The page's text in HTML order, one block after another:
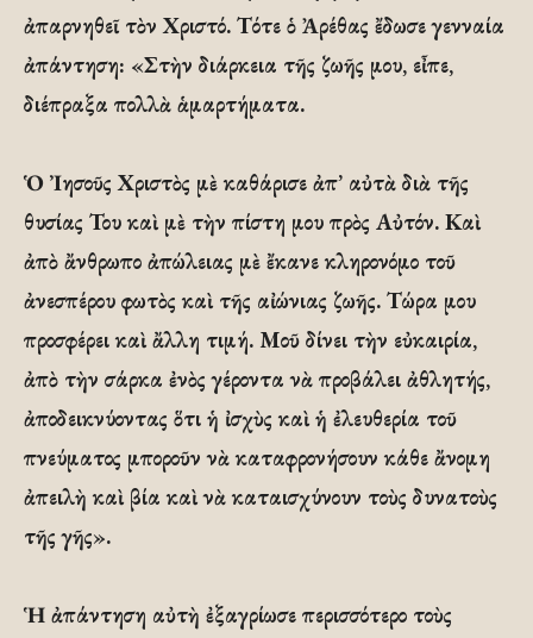
ἀπαρνηθεῖ τὸν Χριστό. Τότε ὁ Ἀρέθας ἔδωσε γενναία
ἀπάντηση: «Στὴν διάρκεια τῆς ζωῆς μου, εἶπε,
διέπραξα πολλὰ ἁμαρτήματα.
Ὁ Ἰησοῦς Χριστὸς μὲ καθάρισε ἀπ’ αὐτὰ διὰ τῆς
θυσίας Του καὶ μὲ τὴν πίστη μου πρὸς Αὐτόν. Καὶ
ἀπὸ ἄνθρωπο ἀπώλειας μὲ ἔκανε κληρονόμο τοῦ
ἀνεσπέρου φωτὸς καὶ τῆς αἰώνιας ζωῆς. Τώρα μου
προσφέρει καὶ ἄλλη τιμή. Μοῦ δίνει τὴν εὐκαιρία,
ἀπὸ τὴν σάρκα ἐνὸς γέροντα νὰ προβάλει ἀθλητής,
ἀποδεικνύοντας ὅτι ἡ ἰσχὺς καὶ ἡ ἐλευθερία τοῦ
πνεύματος μποροῦν νὰ καταφρονήσουν κάθε ἄνομη
ἀπειλὴ καὶ βία καὶ νὰ καταισχύνουν τοὺς δυνατοὺς
τῆς γῆς».
Ἡ ἀπάντηση αὐτὴ ἐξαγρίωσε περισσότερο τοὺς